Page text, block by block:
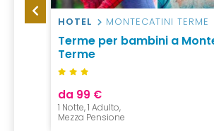
HOTEL MONTECATINI TERME
Terme per bambini a
Terme
da 99 €
1 Notte, 1 Adulto,
Mezza Pensione